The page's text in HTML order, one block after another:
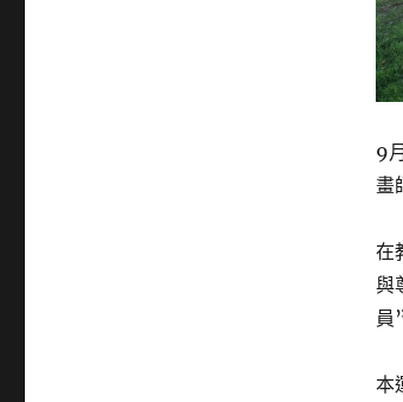
9
畫
在
與
員
本